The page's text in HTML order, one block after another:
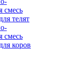
смесь
телят
смесь
коров